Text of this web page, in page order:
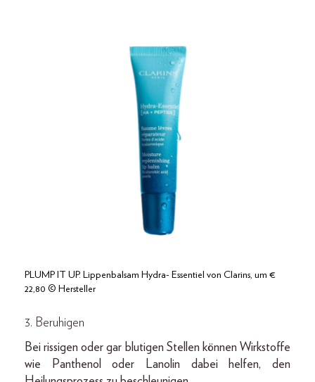
PLUMP IT UP. Lippenbalsam Hydra- Essentiel von Clarins, um €
22,80 © Hersteller
3. Beruhigen
Bei rissigen oder gar blutigen Stellen können Wirkstoffe
wie Panthenol oder Lanolin dabei helfen, den